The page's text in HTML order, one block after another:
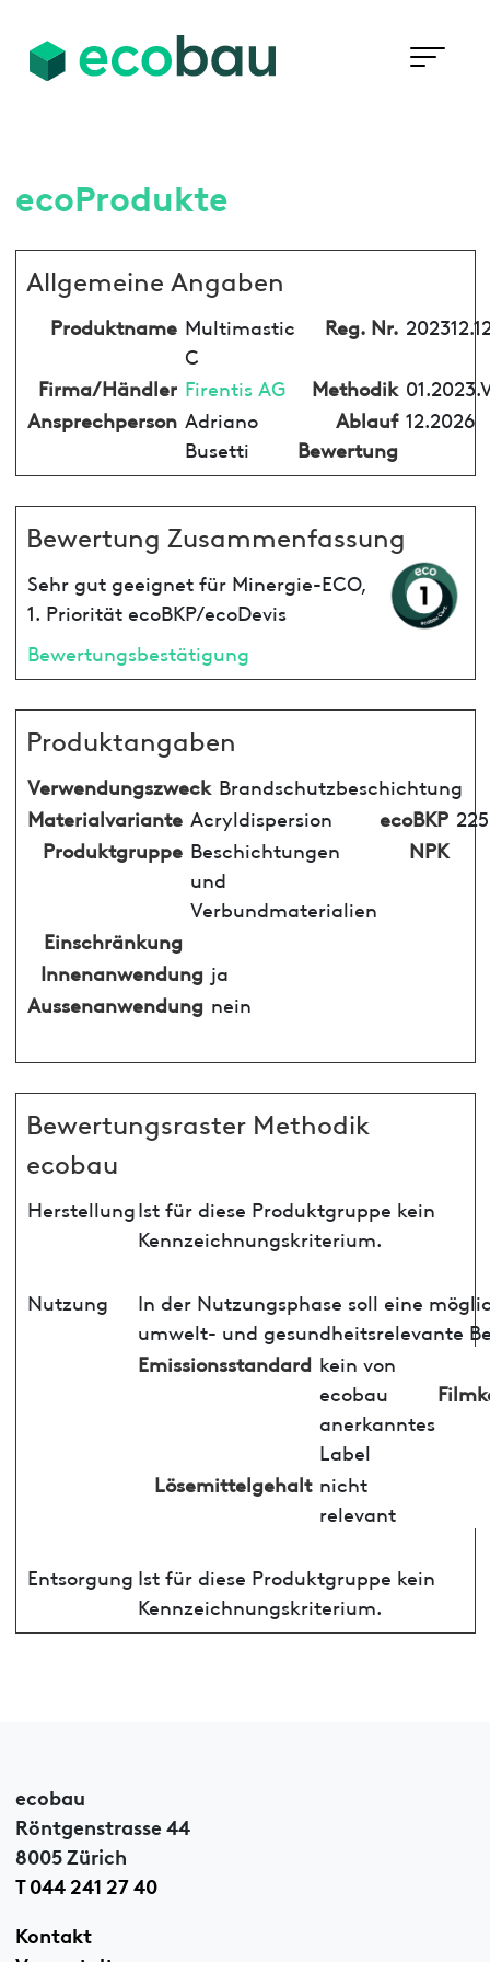
ecoProdukte
Allgemeine Angaben
Produktname Multimastic
C
Reg. Nr.
Firma/Händler Firentis AG Methodik
Ansprechperson Adriano
Busetti
Ablauf
Bewertung
12.2026
Bewertung Zusammenfassung
Sehr gut geeignet für Minergie-ECO,
1. Priorität ecoBKP/ecoDevis
Bewertungsbestätigung
Produktangaben
Verwendungszweck Brandschutzbeschichtung
Materialvariante Acryldispersion ecoBKP 225
Produktgruppe Beschichtungen
und
Verbundmaterialien
NPK
Einschränkung
Innenanwendung ja
Aussenanwendung nein
Bewertungsraster Methodik
ecobau
HerstellungIst für diese Produktgruppe kein
Kennzeichnungskriterium.
Nutzung
In der Nutzungsphase soll eine
umwelt- und gesundheitsrelevante
Emissionsstandard kein von
ecobau
anerkanntes
Label
Lösemittelgehalt nicht
relevant
Entsorgung Ist für diese Produktgruppe kein
Kennzeichnungskriterium.
ecobau
Röntgenstrasse 44
8005 Zürich
T 044 241 27 40
Kontakt